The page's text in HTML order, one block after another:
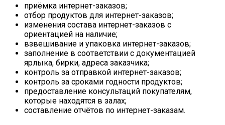
приёмка интернет-заказов;
отбор продуктов для интернет-заказов;
изменения состава интернет-заказов с
ориентацией на наличие;
взвешивание и упаковка интернет-заказов;
заполнение в соответствии с документацией
ярлыка, бирки, адреса заказчика;
контроль за отправкой интернет-заказов;
контроль за сроками годности продуктов;
предоставление консультаций покупателям,
которые находятся в залах;
составление отчётов по интернет-заказам.